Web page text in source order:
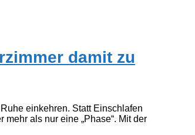
damit zu
einkehren. Statt Einschlafen
als nur eine „Phase“. Mit der